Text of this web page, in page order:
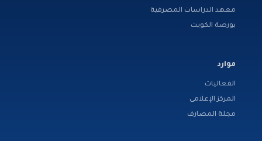
موارد
الفعاليات
المركز الإعلامى
مجلة المصارف
معهد الدراسات المصرفية
بورصة الكويت